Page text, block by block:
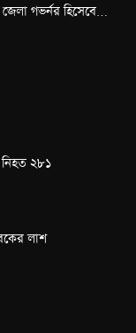
গভর্নর হিসেবে…
নিহত ২৮১
লাশ